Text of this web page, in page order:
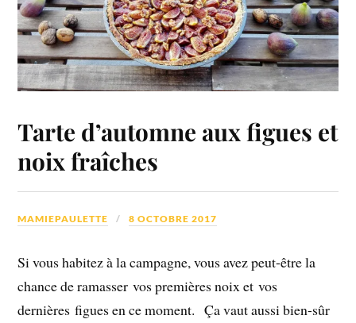
Tarte d’automne aux figues et
noix fraîches
MAMIEPAULETTE 8 OCTOBRE 2017
Si vous habitez à la campagne, vous avez peut-être la
chance de ramasser vos premières noix et vos
dernières figues en ce moment. Ça vaut aussi bien-sûr